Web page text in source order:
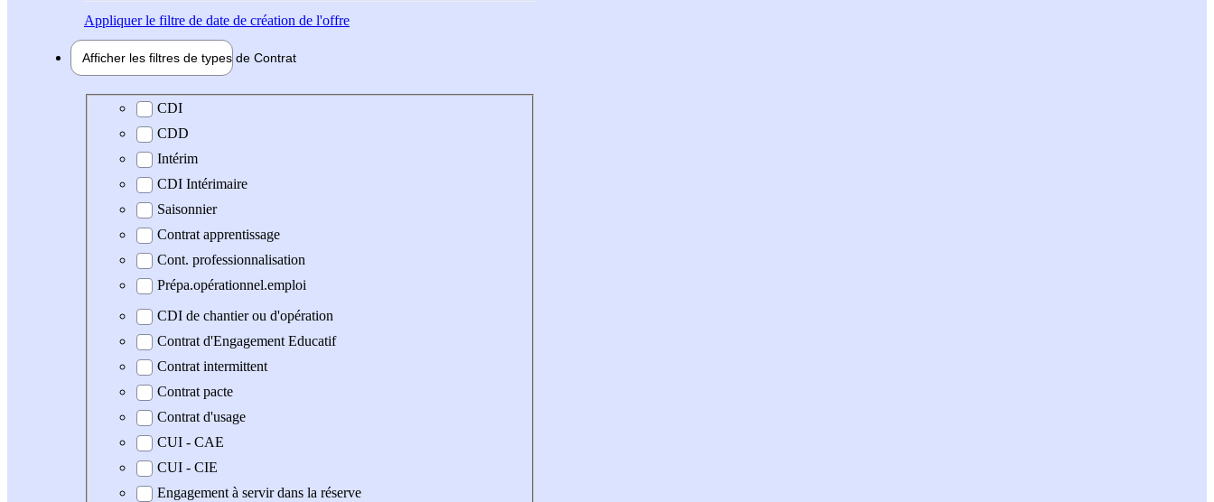
Appliquerle filtre de date de création de l'offre
Afficher les filtres de types de Contrat
Type de contrat
CDI
CDD
Intérim
CDI Intérimaire
Saisonnier
Contrat apprentissage
Cont. professionnalisation
Prépa.opérationnel.emploi
CDI de chantier ou d'opération
Contrat d'Engagement Educatif
Contrat intermittent
Contrat pacte
Contrat d'usage
CUI - CAE
CUI - CIE
Engagement à servir dans la réserve